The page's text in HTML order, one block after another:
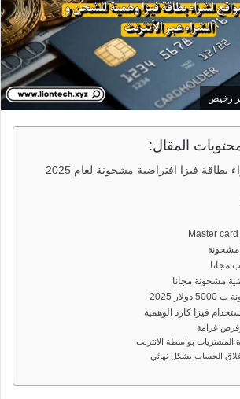
رخيص
المقال:
فيزا افتراضية مشحونة لعام 2025
مشحونة
مجانا
مشحونة مجانا
2025
فيزا كارد الوهمية
غرامة
المشتريات بواسطة الانترنت
الحساب بشكل نهائي